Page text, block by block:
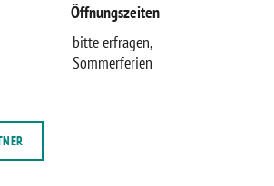
Öffnungszeiten
bitte erfragen,
Sommerferien